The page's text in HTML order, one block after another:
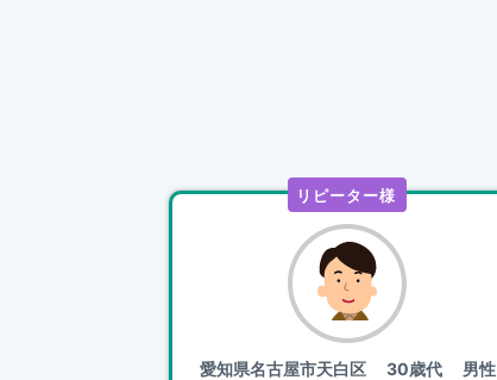
リピーター様
愛知県名古屋市天白区30歳代 男性